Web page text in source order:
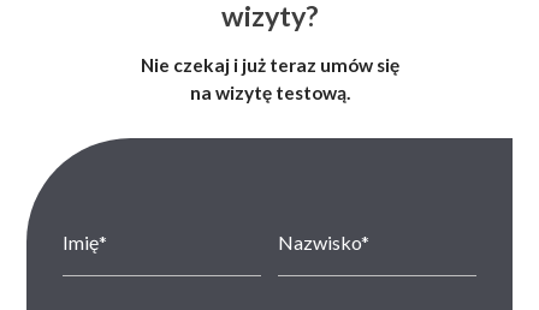
wizyty?
Nie czekaj i już teraz umów się
na wizytę testową.